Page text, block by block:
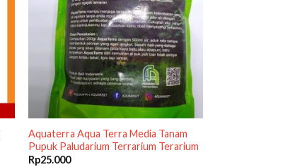
Aquaterra Aqua Terra Media Tanam
Pupuk Paludarium Terrarium Terarium
Rp25.000